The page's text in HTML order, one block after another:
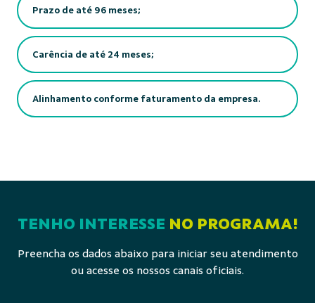
Prazo de até 96 meses;
Carência de até 24 meses;
Alinhamento conforme faturamento da empresa.
TENHO INTERESSE NO PROGRAMA!
Preencha os dados abaixo para iniciar seu atendimento
ou acesse os nossos canais oficiais.